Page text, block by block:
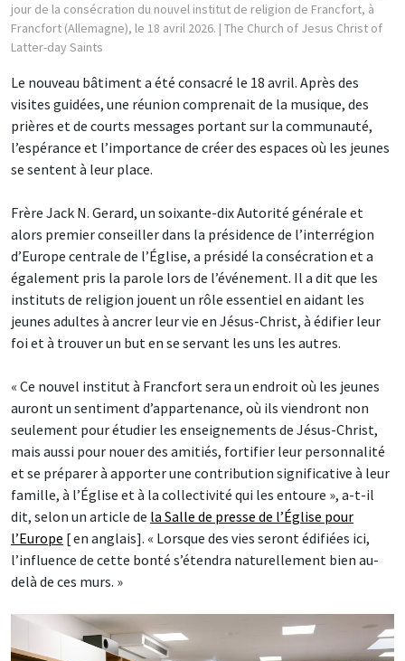
jour de la consécration du nouvel institut de religion de Francfort, à
Francfort (Allemagne), le 18 avril 2026. | The Church of Jesus Christ of
Latter-day Saints
Le nouveau bâtiment a été consacré le 18 avril. Après des
visites guidées, une réunion comprenait de la musique, des
prières et de courts messages portant sur la communauté,
l’espérance et l’importance de créer des espaces où les jeunes
se sentent à leur place.
Frère Jack N. Gerard, un soixante-dix Autorité générale et
alors premier conseiller dans la présidence de l’interrégion
d’Europe centrale de l’Église, a présidé la consécration et a
également pris la parole lors de l’événement. Il a dit que les
instituts de religion jouent un rôle essentiel en aidant les
jeunes adultes à ancrer leur vie en Jésus-Christ, à édifier leur
foi et à trouver un but en se servant les uns les autres.
« Ce nouvel institut à Francfort sera un endroit où les jeunes
auront un sentiment d’appartenance, où ils viendront non
seulement pour étudier les enseignements de Jésus-Christ,
mais aussi pour nouer des amitiés, fortifier leur personnalité
et se préparer à apporter une contribution significative à leur
famille, à l’Église et à la collectivité qui les entoure », a-t-il
dit, selon un article de la Salle de presse de l’Église pour
l’Europe [ en anglais]. « Lorsque des vies seront édifiées ici,
l’influence de cette bonté s’étendra naturellement bien au-
delà de ces murs. »